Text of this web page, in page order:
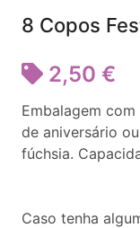
8 Copos
2,50 €
Embalagem
de aniversário
fúchsia.
Caso tenha